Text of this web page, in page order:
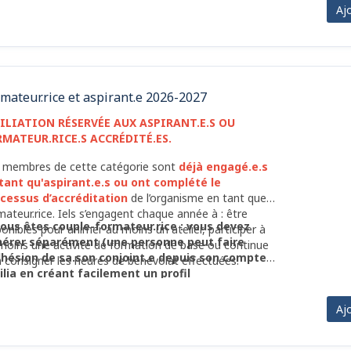
pas nécessairement les services de
et aspirant.e 2026-2027
RÉSERVÉE AUX ASPIRANT.E.S OU
ACCRÉDITÉ.ES.
membres de cette catégorie sont déjà engagé.e.s
qu'aspirant.e.s ou ont complété le
d’accréditation de l’organisme en tant que
Iels s’engagent chaque année à : être
pour animer au moins un atelier, participer à
une activité de formation de base ou continue
consigner les heures de bénévolat effectuées.
êtes couple-formateur.rice : vous devez
séparément (une personne peut faire
de sa.son conjoint.e depuis son compte
en créant facilement un profil